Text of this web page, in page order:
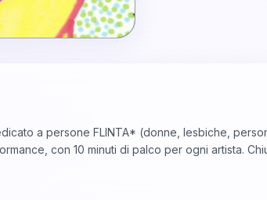
a persone FLINTA* (donne, lesbiche,
con 10 minuti di palco per ogni artista.